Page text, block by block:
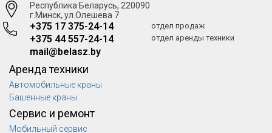
Республика Беларусь, 220090
г.Минск, ул.Олешева 7
+375 17 375-24-14
+375 44 557-24-14
mail@belasz.by
отдел продаж
отдел аренды техники
Аренда техники
Автомобильные краны
Башенные краны
Сервис и ремонт
Мобильный сервис